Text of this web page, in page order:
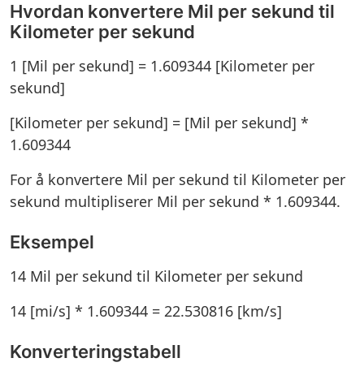
Hvordan konvertere Mil per sekund til
Kilometer per sekund
1 [Mil per sekund] = 1.609344 [Kilometer per
sekund]
[Kilometer per sekund] = [Mil per sekund] *
1.609344
For å konvertere Mil per sekund til Kilometer per
sekund multipliserer Mil per sekund * 1.609344.
Eksempel
14 Mil per sekund til Kilometer per sekund
14 [mi/s] * 1.609344 = 22.530816 [km/s]
Konverteringstabell